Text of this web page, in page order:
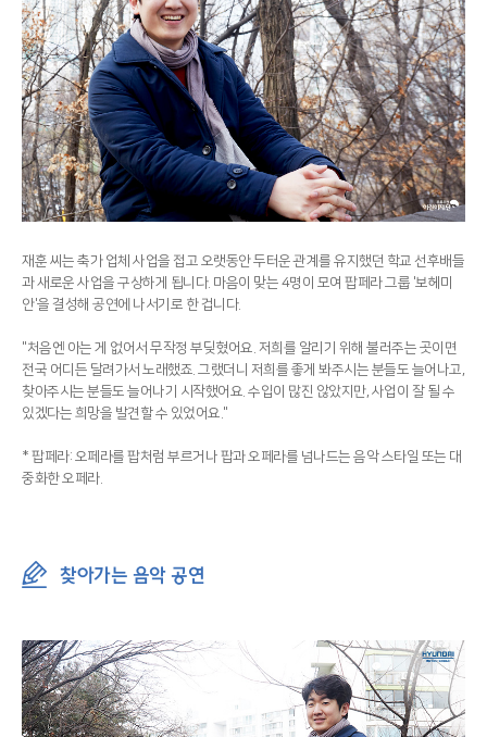
재훈 씨는 축가 업체 사업을 접고 오랫동안 두터운 관계를 유지했던 학교 선후배들
과 새로운 사업을 구상하게 됩니다. 마음이 맞는 4명이 모여 팝페라 그룹 '보헤미
안'을 결성해 공연에 나서기로 한 겁니다.
"처음엔 아는 게 없어서 무작정 부딪혔어요. 저희를 알리기 위해 불러주는 곳이면
전국 어디든 달려가서 노래했죠. 그랬더니 저희를 좋게 봐주시는 분들도 늘어나고,
찾아주시는 분들도 늘어나기 시작했어요. 수입이 많진 않았지만, 사업이 잘 될 수
있겠다는 희망을 발견할 수 있었어요."
* 팝페라: 오페라를 팝처럼 부르거나 팝과 오페라를 넘나드는 음악 스타일 또는 대
중화한 오페라.
찾아가는 음악 공연